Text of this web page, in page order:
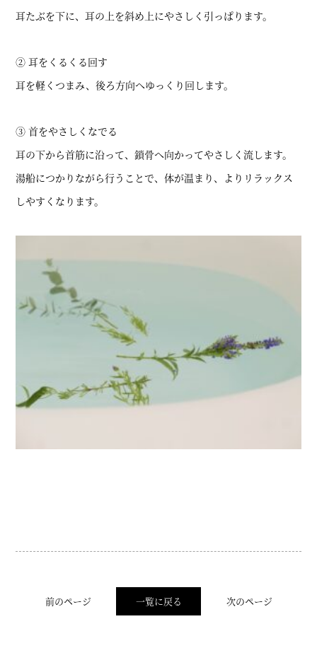
耳たぶを下に、耳の上を斜め上にやさしく引っぱります。
② 耳をくるくる回す
耳を軽くつまみ、後ろ方向へゆっくり回します。
③ 首をやさしくなでる
耳の下から首筋に沿って、鎖骨へ向かってやさしく流します。
湯船につかりながら行うことで、体が温まり、よりリラックス
しやすくなります。
前のページ 一覧に戻る 次のページ